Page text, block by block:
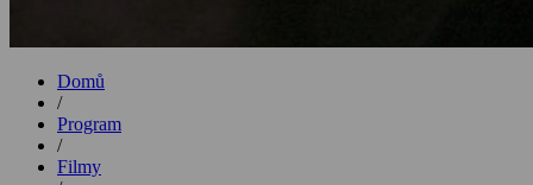
Domů
/
Program
/
Filmy